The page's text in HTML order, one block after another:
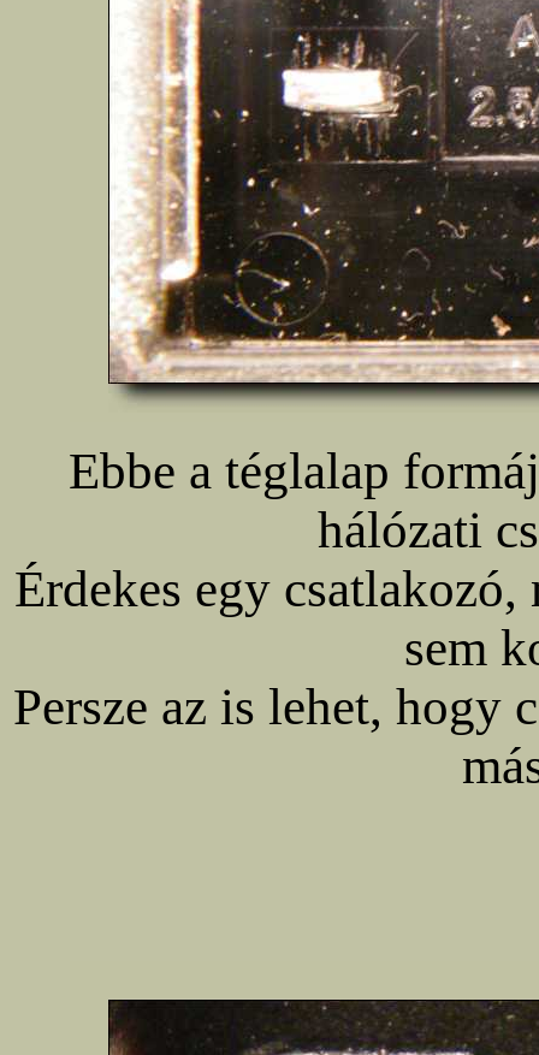
Ebbe a téglalap
hálózati
Érdekes egy
sem
Persze az is lehet, hogy